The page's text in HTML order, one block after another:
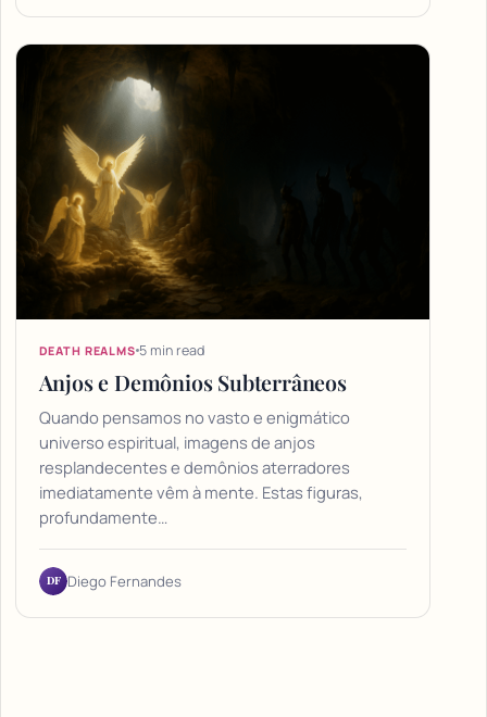
DEATH REALMS 5 min read
Anjos e Demônios Subterrâneos
Quando pensamos no vasto e enigmático
universo espiritual, imagens de anjos
resplandecentes e demônios aterradores
imediatamente vêm à mente. Estas figuras,
profundamente…
DF Diego Fernandes